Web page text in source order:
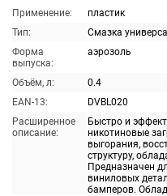
Применение:
пластик
Тип:
Смазка
Форма
выпуска:
аэрозоль
Объём, л:
0.4
EAN-13:
DVBL020
Расширенное
описание:
Быстро и
никотиновые
выгорания,
структуру,
Предназначен
виниловых
бамперов.